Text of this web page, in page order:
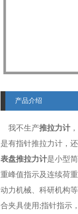
产品介绍
我不生产推拉力计
是有指针推拉力计，
表盘推拉力计是小型
重峰值指示及连续荷
动力机械、科研机构
合夹具使用;指针指示